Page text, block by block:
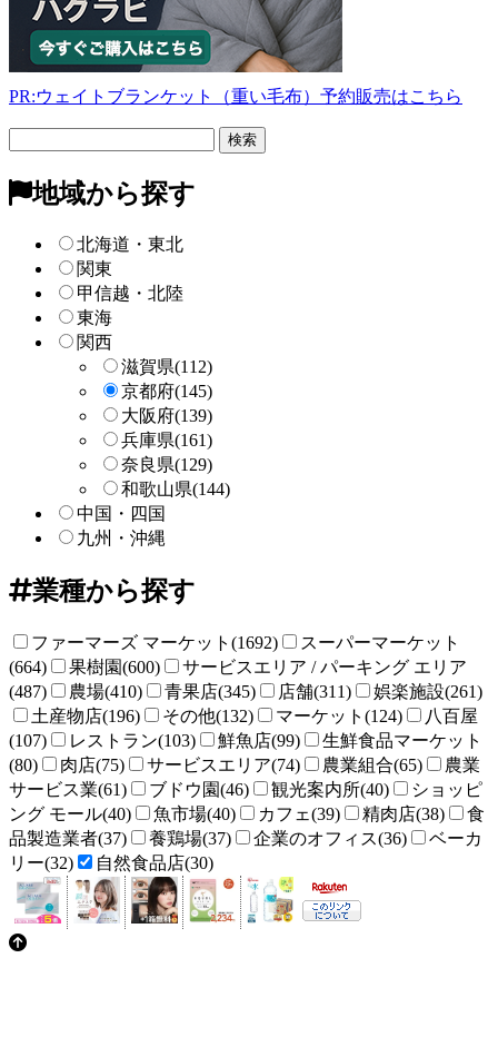
PR:ウェイトブランケット（重い毛布）予約販売はこちら
ー
検
地域から探す
北海道・東北
関東
甲信越・北陸
東海
関西
滋賀県(112)
京都府(145)
大阪府(139)
兵庫県(161)
奈良県(129)
和歌山県(144)
中国・四国
九州・沖縄
業種から探す
ファーマーズ マーケット(1692)
スーパーマーケット
(664)
果樹園(600)
サービスエリア / パーキング エリア
(487)
農場(410) 青果店(345) 店舗(311)
娯楽施設(261)
土産物店(196)
その他(132) マーケット(124)
八百屋
(107)
レストラン(103) 鮮魚店(99)
生鮮食品マーケット
(80)
肉店(75) サービスエリア(74) 農業組合(65)
農業
サービス業(61)
ブドウ園(46) 観光案内所(40)
ショッピ
ング モール(40)
魚市場(40) カフェ(39) 精肉店(38)
食
品製造業者(37)
養鶏場(37) 企業のオフィス(36)
ベーカ
リー(32)
自然食品店(30)